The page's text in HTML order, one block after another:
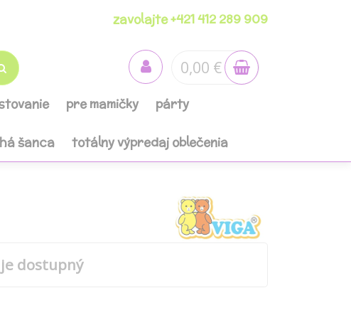
zavolajte +421 412 289 909
0,00 €
pre mamičky párty
šanca totálny výpredaj oblečenia
dostupný